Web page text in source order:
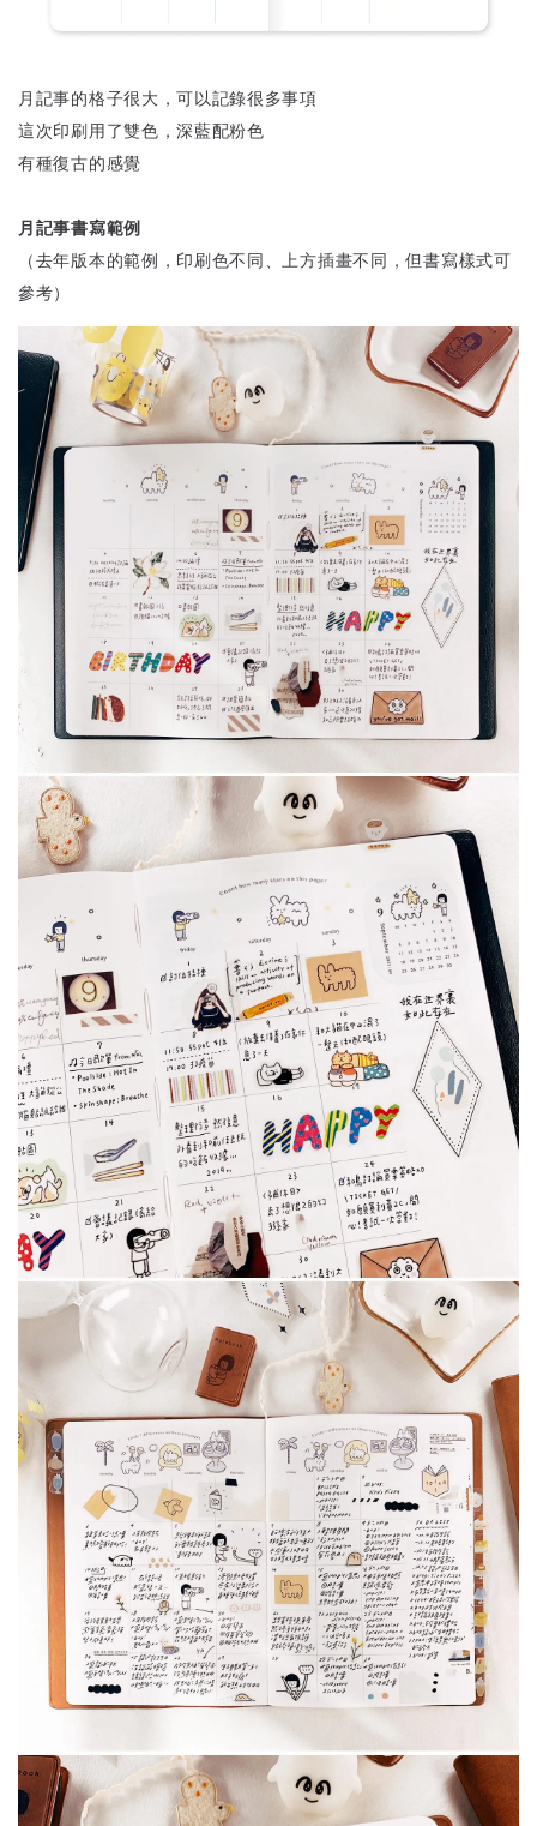
月記事的格子很大，可以記錄很多事項
這次印刷用了雙色，深藍配粉色
有種復古的感覺
月記事書寫範例
（去年版本的範例，印刷色不同、上方插畫不同，但書寫樣式可
參考）